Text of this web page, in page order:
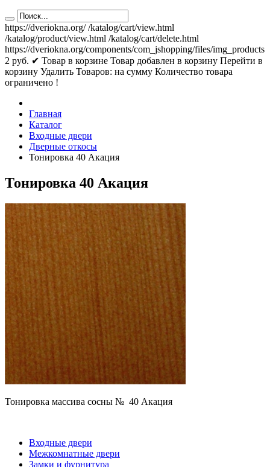
https://dveriokna.org/ /katalog/cart/view.html
/katalog/product/view.html /katalog/cart/delete.html
https://dveriokna.org/components/com_jshopping/files/img_products
2 руб. ✔ Товар в корзине Товар добавлен в корзину Перейти в
корзину Удалить Товаров: на сумму Количество товара
ограничено !
Главная
Каталог
Входные двери
Дверные откосы
Тонировка 40 Акация
Тонировка 40 Акация
Тонировка массива сосны № 40 Акация
Входные двери
Межкомнатные двери
Замки и фурнитура